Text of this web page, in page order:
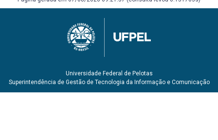
Universidade Federal de Pelotas
Superintendência de Gestão de Tecnologia da Informação e Comunicação